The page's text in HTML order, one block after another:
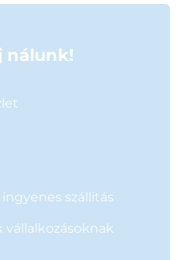
nálunk!
szállítás
vállalkozásoknak